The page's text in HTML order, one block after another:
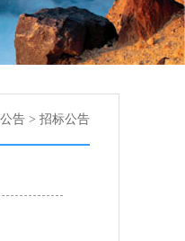
告 > 招标公告